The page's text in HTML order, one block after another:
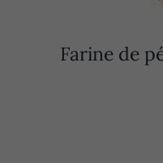
Farine de